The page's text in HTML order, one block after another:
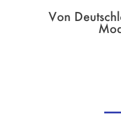
Von